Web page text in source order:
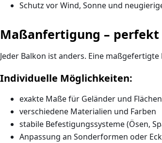
Schutz vor Wind, Sonne und
Maßanfertigung –
Jeder Balkon ist anders. Eine
Individuelle Möglichkeiten:
exakte Maße für Geländer und Flächen
verschiedene Materialien und Farben
stabile Befestigungssysteme (Ösen,
Anpassung an Sonderformen oder